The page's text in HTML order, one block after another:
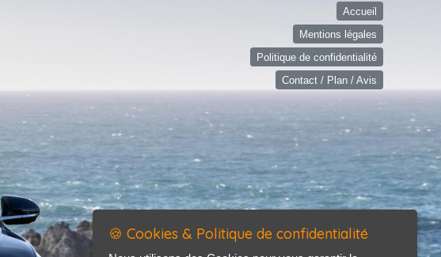
Accueil
Mentions légales
Politique de confidentialité
Contact / Plan / Avis
🍪 Cookies & Politique de confidentialité